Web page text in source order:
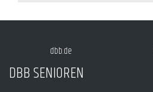
dbb.de
DBB SENIOREN